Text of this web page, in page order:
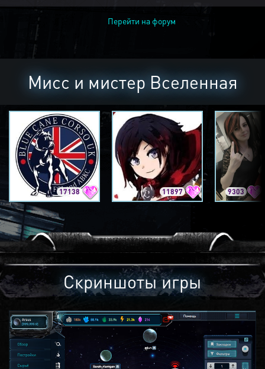
Перейти на форум
Мисс и мистер Вселенная
17138 11897 9303
Скриншоты игры